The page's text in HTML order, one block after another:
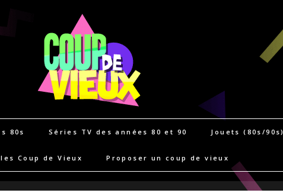
80s Séries TV des années 80 et 90 Jouets (80s/90s)
Coup de Vieux Proposer un coup de vieux